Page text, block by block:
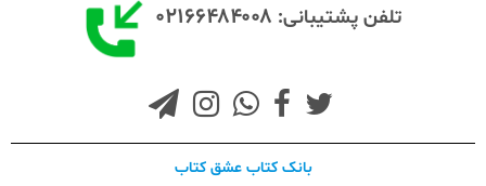
تلفن پشتیبانی: ۰۲۱۶۶۴۸۴۰۰۸
بانک کتاب عشق کتاب